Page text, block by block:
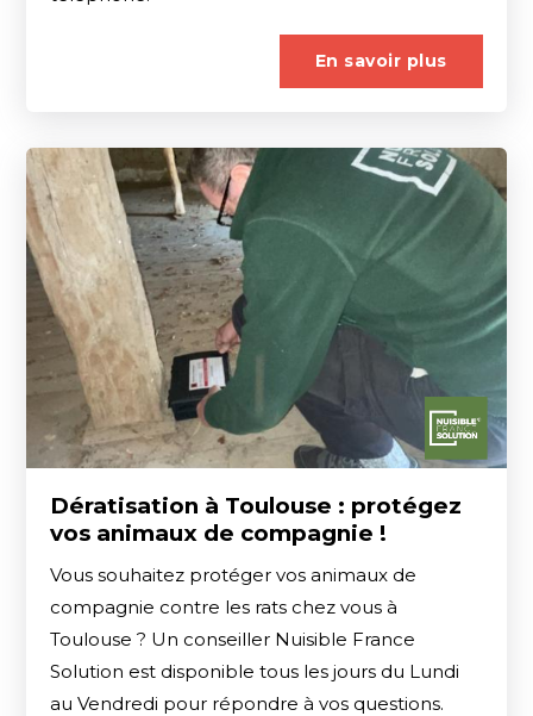
En savoir plus
Dératisation à Toulouse : protégez
vos animaux de compagnie !
Vous souhaitez protéger vos animaux de
compagnie contre les rats chez vous à
Toulouse ? Un conseiller Nuisible France
Solution est disponible tous les jours du Lundi
au Vendredi pour répondre à vos questions.